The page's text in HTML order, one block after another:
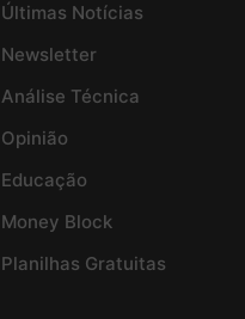
Últimas Notícias
Newsletter
Análise Técnica
Opinião
Educação
Money Block
Planilhas Gratuitas